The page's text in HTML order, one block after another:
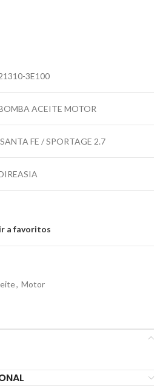
3E100
ACEITE MOTOR
SANTA FE / SPORTAGE 2.7
a favoritos
, Motor